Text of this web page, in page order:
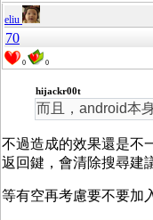
eliu
70
0 0
hijackr00t
而且，android本
不過造成的效果還是不
返回鍵，會清除搜尋建
等有空再考慮要不要加